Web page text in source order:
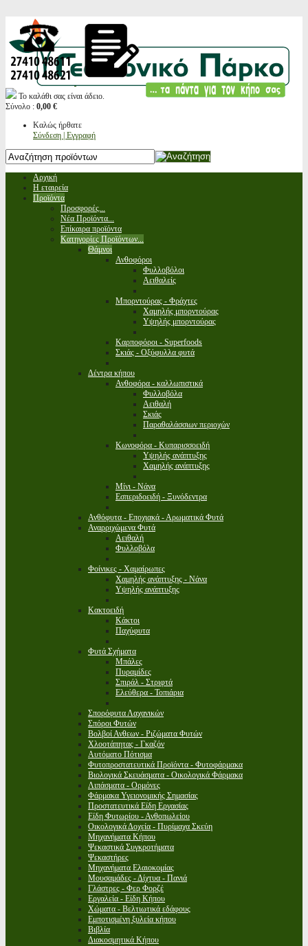
Το καλάθι σας είναι άδειο.
Σύνολο : 0,00 €
Καλώς ήρθατε
Σύνδεση | Εγγραφή
Αρχική
Η εταιρεία
Προϊόντα
Προσφορές...
Νέα Προϊόντα...
Επίκαιρα προϊόντα
Κατηγορίες Προϊόντων...
Θάμνοι
Ανθοφόροι
Φυλλοβόλοι
Αειθαλείς
Μπορντούρας - Φράχτες
Χαμηλής μπορντούρας
Υψηλής μπορντούρας
Καρποφόροι - Superfoods
Σκιάς - Οξύφυλλα φυτά
Δέντρα κήπου
Ανθοφόρα - καλλωπιστικά
Φυλλοβόλα
Αειθαλή
Σκιάς
Παραθαλάσσιων περιοχών
Κωνοφόρα - Κυπαρισσοειδή
Υψηλής ανάπτυξης
Χαμηλής ανάπτυξης
Μίνι - Νάνα
Εσπεριδοειδή - Ξυνόδεντρα
Ανθόφυτα - Εποχιακά - Αρωματικά Φυτά
Αναρριχώμενα Φυτά
Αειθαλή
Φυλλοβόλα
Φοίνικες - Χαμαίρωπες
Χαμηλής ανάπτυξης - Νάνα
Υψηλής ανάπτυξης
Κακτοειδή
Κάκτοι
Παχύφυτα
Φυτά Σχήματα
Μπάλες
Πυραμίδες
Σπιράλ - Στριφτά
Ελεύθερα - Τοπιάρια
Σπορόφυτα Λαχανικών
Σπόροι Φυτών
Βολβοί Ανθεων - Ριζώματα Φυτών
Χλοοτάπητας - Γκαζόν
Αυτόματο Πότισμα
Φυτοπροστατευτικά Προϊόντα - Φυτοφάρμακα
Βιολογικά Σκευάσματα - Οικολογικά Φάρμακα
Λιπάσματα - Ορμόνες
Φάρμακα Υγειονομικής Σημασίας
Προστατευτικά Είδη Εργασίας
Είδη Φυτωρίου - Ανθοπωλείου
Οικολογικά Δοχεία - Πυρίμαχα Σκεύη
Μηχανήματα Κήπου
Ψεκαστικά Συγκροτήματα
Ψεκαστήρες
Μηχανήματα Ελαιοκομίας
Μουσαμάδες - Δίχτυα - Πανιά
Γλάστρες - Φερ Φορζέ
Εργαλεία - Είδη Κήπου
Χώματα - Βελτιωτικά εδάφους
Εμποτισμένη ξυλεία κήπου
Βιβλία
Διακοσμητικά Κήπου